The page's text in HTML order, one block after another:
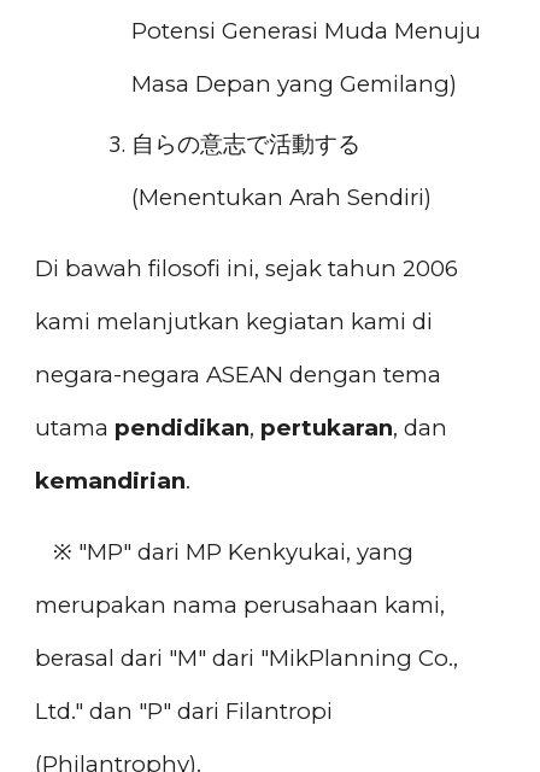
Potensi Generasi Muda Menuju
Masa Depan yang Gemilang)
自らの意志で活動する
(Menentukan Arah Sendiri)
Di bawah filosofi ini, sejak tahun 2006
kami melanjutkan kegiatan kami di
negara-negara ASEAN dengan tema
utama pendidikan, pertukaran, dan
kemandirian.
※ "MP" dari MP Kenkyukai, yang
merupakan nama perusahaan kami,
berasal dari "M" dari "MikPlanning Co.,
Ltd." dan "P" dari Filantropi
(Philantrophy).